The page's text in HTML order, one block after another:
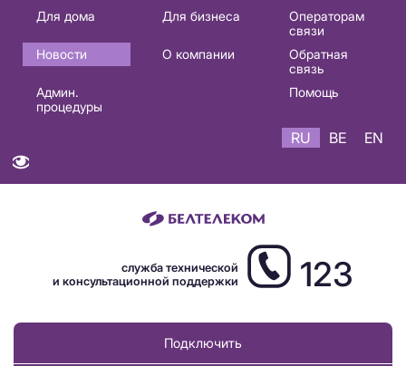
Основная
навигация
RU
Для дома Для бизнеса
Операторам
связи
Новости
О компании
Обратная
связь
Админ.
процедуры
Помощь
RU BE EN
служба технической
и консультационной поддержки
123
Подключить